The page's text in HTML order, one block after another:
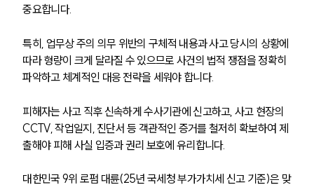
중요합니다.
특히, 업무상 주의 의무 위반의 구체적 내용과 사고 당시의 상황에
따라 형량이 크게 달라질 수 있으므로 사건의 법적 쟁점을 정확히
파악하고 체계적인 대응 전략을 세워야 합니다.
피해자는 사고 직후 신속하게 수사기관에 신고하고, 사고 현장의
CCTV, 작업일지, 진단서 등 객관적인 증거를 철저히 확보하여 제
출해야 피해 사실 입증과 권리 보호에 유리합니다.
대한민국 9위 로펌 대륜(25년 국세청 부가가치세 신고 기준)은 맞